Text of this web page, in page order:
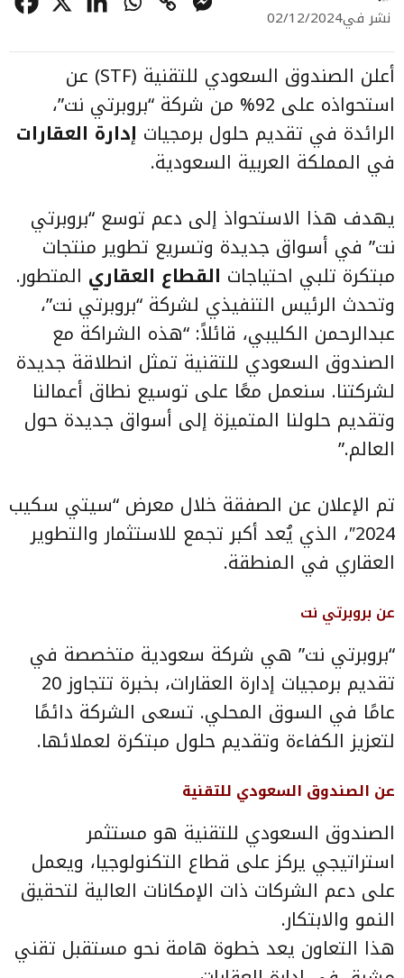
نشر في02/12/2024
أعلن الصندوق السعودي للتقنية (STF) عن
استحواذه على 92% من شركة “بروبرتي نت”،
الرائدة في تقديم حلول برمجيات إدارة العقارات
في المملكة العربية السعودية.
يهدف هذا الاستحواذ إلى دعم توسع “بروبرتي
نت” في أسواق جديدة وتسريع تطوير منتجات
مبتكرة تلبي احتياجات القطاع العقاري المتطور.
وتحدث الرئيس التنفيذي لشركة “بروبرتي نت”،
عبدالرحمن الكليبي، قائلاً: “هذه الشراكة مع
الصندوق السعودي للتقنية تمثل انطلاقة جديدة
لشركتنا. سنعمل معًا على توسيع نطاق أعمالنا
وتقديم حلولنا المتميزة إلى أسواق جديدة حول
العالم.”
تم الإعلان عن الصفقة خلال معرض “سيتي سكيب
2024″، الذي يُعد أكبر تجمع للاستثمار والتطوير
العقاري في المنطقة.
عن بروبرتي نت
“بروبرتي نت” هي شركة سعودية متخصصة في
تقديم برمجيات إدارة العقارات، بخبرة تتجاوز 20
عامًا في السوق المحلي. تسعى الشركة دائمًا
لتعزيز الكفاءة وتقديم حلول مبتكرة لعملائها.
عن الصندوق السعودي للتقنية
الصندوق السعودي للتقنية هو مستثمر
استراتيجي يركز على قطاع التكنولوجيا، ويعمل
على دعم الشركات ذات الإمكانات العالية لتحقيق
النمو والابتكار.
هذا التعاون يعد خطوة هامة نحو مستقبل تقني